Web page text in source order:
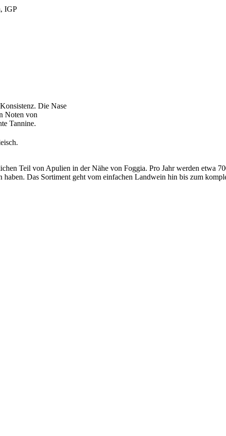
IGP
Die Nase
Noten von
Tannine.
Teil von Apulien in der Nähe von Foggia. Pro Jahr werden etwa
Das Sortiment geht vom einfachen Landwein hin bis zum